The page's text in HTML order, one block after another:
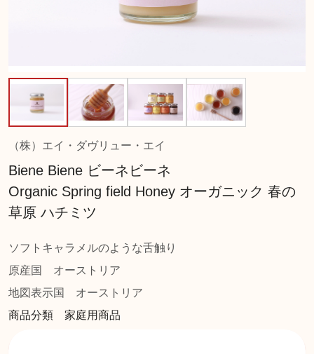
（株）エイ・ダヴリュー・エイ
Biene Biene ビーネビーネ
Organic Spring field Honey オーガニック 春の
草原 ハチミツ
ソフトキャラメルのような舌触り
原産国
オーストリア
地図表示国
オーストリア
商品分類 家庭用商品